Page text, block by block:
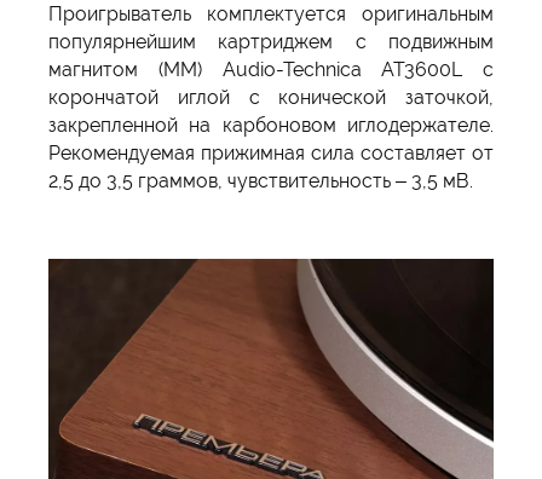
Проигрыватель комплектуется оригинальным
популярнейшим картриджем с подвижным
магнитом (MM) Audio-Technica AT3600L с
корончатой иглой с конической заточкой,
закрепленной на карбоновом иглодержателе.
Рекомендуемая прижимная сила составляет от
2,5 до 3,5 граммов, чувствительность – 3,5 мВ.